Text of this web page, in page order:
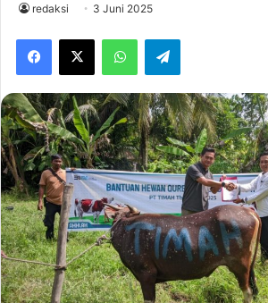
redaksi 3 Juni 2025
Facebook
X WhatsAppTelegram